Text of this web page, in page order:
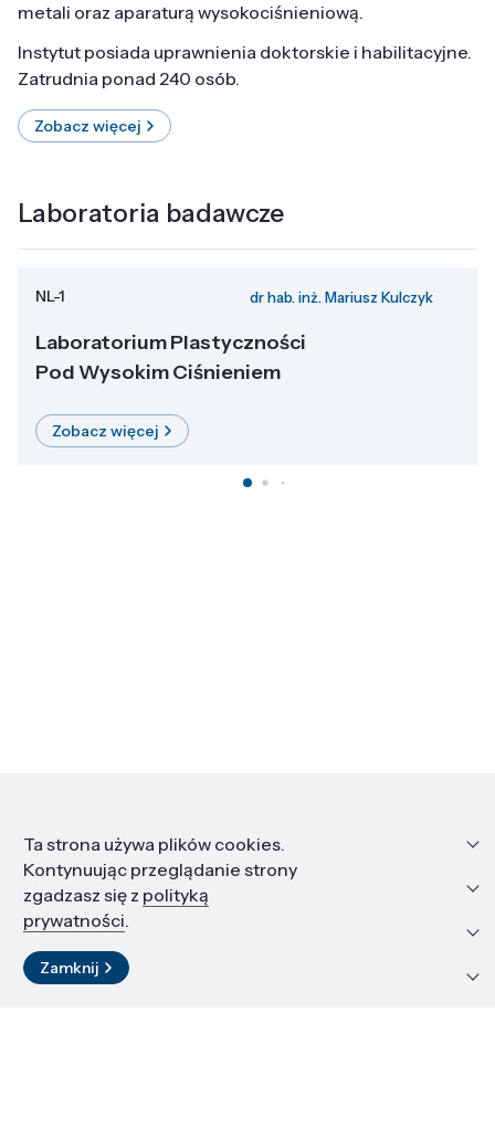
metali oraz aparaturą wysokociśnieniową.
Instytut posiada uprawnienia doktorskie i habilitacyjne.
Zatrudnia ponad 240 osób.
Zobacz więcej
Laboratoria badawcze
NL-1 dr hab. inż. Mariusz Kulczyk
Laboratorium Plastyczności
Pod Wysokim Ciśnieniem
Zobacz więcej
Informacje
Edukacja i kariera
Zasoby i materiały
Kontakt
Ta strona używa plików cookies.
Kontynuując przeglądanie strony
zgadzasz się z polityką
prywatności.
Zamknij